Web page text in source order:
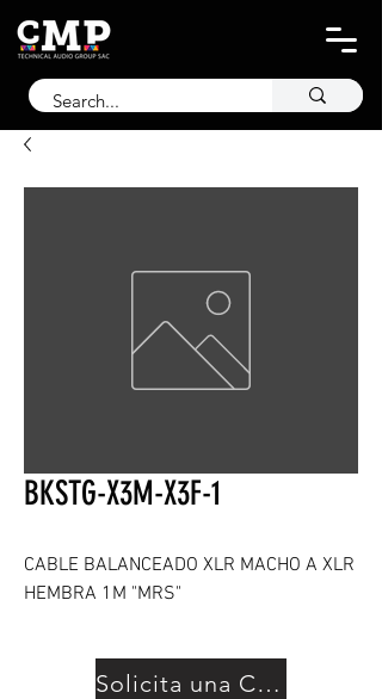
BKSTG-X3M-X3F-1
CABLE BALANCEADO XLR MACHO A XLR
HEMBRA 1M "MRS"
Solicita una Cotización